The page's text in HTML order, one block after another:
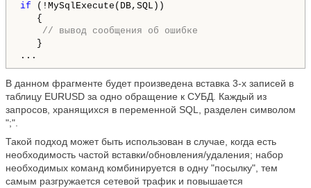
if (!MySqlExecute(DB,SQL))
{
// вывод сообщения об ошибке
}
...
В данном фрагменте будет произведена вставка 3-х записей в
таблицу EURUSD за одно обращение к СУБД. Каждый из
запросов, хранящихся в переменной SQL, разделен символом
";".
Такой подход может быть использован в случае, когда есть
необходимость частой вставки/обновления/удаления; набор
необходимых команд комбинируется в одну "посылку", тем
самым разгружается сетевой трафик и повышается